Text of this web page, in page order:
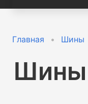
Главная Шины
Шины